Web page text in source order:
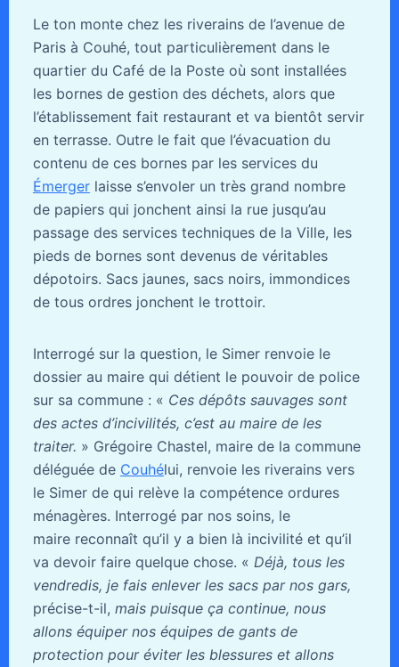
Le ton monte chez les riverains de l’avenue de
Paris à Couhé, tout particulièrement dans le
quartier du Café de la Poste où sont installées
les bornes de gestion des déchets, alors que
l’établissement fait restaurant et va bientôt servir
en terrasse. Outre le fait que l’évacuation du
contenu de ces bornes par les services du
Émergerlaisse s’envoler un très grand nombre
de papiers qui jonchent ainsi la rue jusqu’au
passage des services techniques de la Ville, les
pieds de bornes sont devenus de véritables
dépotoirs. Sacs jaunes, sacs noirs, immondices
de tous ordres jonchent le trottoir.
Interrogé sur la question, le Simer renvoie le
dossier au maire qui détient le pouvoir de police
sur sa commune : « Ces dépôts sauvages sont
des actes d’incivilités, c’est au maire de les
traiter. » Grégoire Chastel, maire de la commune
déléguée de Couhélui, renvoie les riverains vers
le Simer de qui relève la compétence ordures
ménagères. Interrogé par nos soins, le
maire reconnaît qu’il y a bien là incivilité et qu’il
va devoir faire quelque chose. « Déjà, tous les
vendredis, je fais enlever les sacs par nos gars,
précise-t-il, mais puisque ça continue, nous
allons équiper nos équipes de gants de
protection pour éviter les blessures et allons